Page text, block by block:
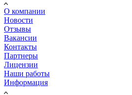
О компании
Новости
Отзывы
Вакансии
Контакты
Партнеры
Лицензии
Наши работы
Информация